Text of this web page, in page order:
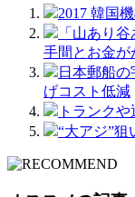
2017 韓国
「山あり
手間とお金が
日本郵船
げコスト低減
トランク
“大アジ”